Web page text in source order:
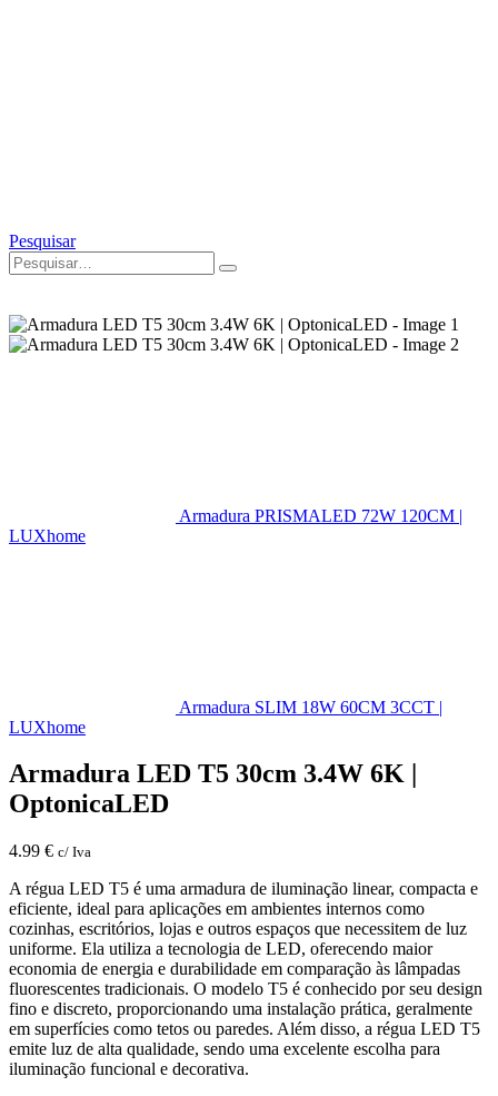
Pesquisar
Armadura PRISMALED 72W 120CM |
LUXhome
Armadura SLIM 18W 60CM 3CCT |
LUXhome
Armadura LED T5 30cm 3.4W 6K |
OptonicaLED
4.99 € c/ Iva
A régua LED T5 é uma armadura de iluminação linear, compacta e
eficiente, ideal para aplicações em ambientes internos como
cozinhas, escritórios, lojas e outros espaços que necessitem de luz
uniforme. Ela utiliza a tecnologia de LED, oferecendo maior
economia de energia e durabilidade em comparação às lâmpadas
fluorescentes tradicionais. O modelo T5 é conhecido por seu design
fino e discreto, proporcionando uma instalação prática, geralmente
em superfícies como tetos ou paredes. Além disso, a régua LED T5
emite luz de alta qualidade, sendo uma excelente escolha para
iluminação funcional e decorativa.